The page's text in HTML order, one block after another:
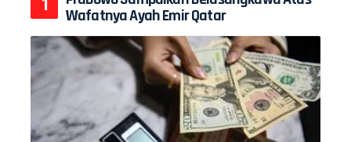
Wafatnya Ayah Emir Qatar